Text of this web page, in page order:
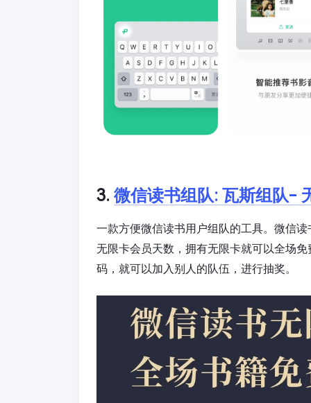
3. 微信读书组队: 瓦斯组队-
一款方便微信读书用户组队的工具。微信
无限卡会员天数，拥有无限卡就可以全场
码，就可以加入别人的队伍，进行抽奖。